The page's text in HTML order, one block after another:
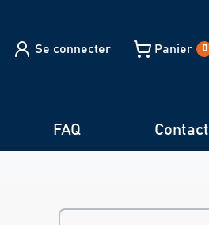
Se connecter Panier 0
FAQ Contact